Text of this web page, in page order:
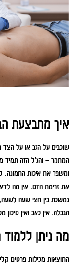
איך מתבצעת
שוכבים על הגב או על הצד
המתמר – והג'ל הזה תמיד
ומשפר את איכות התמונה.
את זרימת הדם. אין מה
נמשכת בין חצי שעה לשעה,
הגבלה. אין כאב ואין סיכון
מה ניתן
התוצאות מכילות פרטים